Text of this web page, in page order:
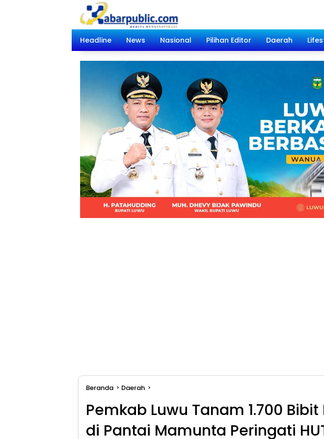
Headline
News Nasional Pilihan Editor Daerah
Beranda Daerah
Pemkab Luwu Tanam 1.700
di Pantai Mamunta Peringati